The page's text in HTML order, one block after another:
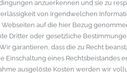
anzuerkennen und sie zu
von irgendwelchen
auf die hier Bezug
Dritter oder gesetzliche
garantieren, dass die zu Recht
Einschaltung eines Rechtsbeistandes
ausgelöste Kosten werden wir